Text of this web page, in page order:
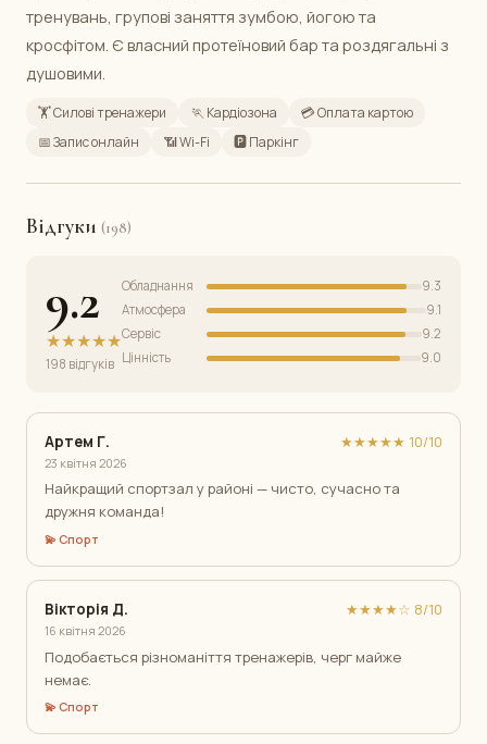
тренувань, групові заняття зумбою, йогою та
кросфітом. Є власний протеїновий бар та роздягальні з
душовими.
🏋️ Силові тренажери 🏃 Кардіозона
💳 Оплата картою
📅 Запис онлайн
📶 Wi-Fi 🅿️ Паркінг
Відгуки (198)
9.2
★★★★★
198 відгуків
Обладнання
9.3
Атмосфера
9.1
Сервіс
9.2
Цінність
9.0
Артем Г.
23 квітня 2026
★★★★★ 10/10
Найкращий спортзал у районі — чисто, сучасно та
дружня команда!
💫 Спорт
Вікторія Д.
16 квітня 2026
★★★★☆ 8/10
Подобається різноманіття тренажерів, черг майже
немає.
💫 Спорт